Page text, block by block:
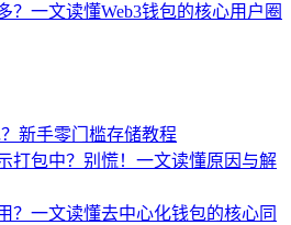
？一文读懂Web3钱包的核心用户圈
新手零门槛存储教程
打包中？别慌！一文读懂原因与解
？一文读懂去中心化钱包的核心同